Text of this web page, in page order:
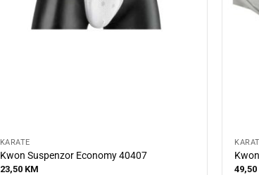
KARATE
Kwon Suspenzor Economy 40407
23,50 KM 49,50